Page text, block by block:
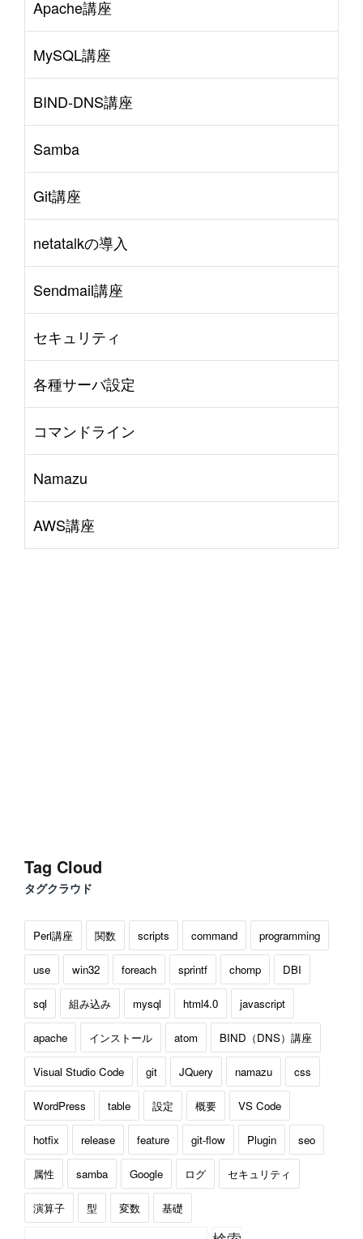
Apache講座
MySQL講座
BIND-DNS講座
Samba
Git講座
netatalkの導入
Sendmail講座
セキュリティ
各種サーバ設定
コマンドライン
Namazu
AWS講座
Tag Cloud
タグクラウド
Perl講座 関数 scripts command programming
use win32 foreach sprintf chomp DBI
sql 組み込み mysql html4.0 javascript
apache インストール atom BIND（DNS）講座
Visual Studio Code git JQuery namazu css
WordPress table 設定 概要 VS Code
hotfix release feature git-flow Plugin seo
属性 samba Google ログ セキュリティ
演算子 型 変数 基礎